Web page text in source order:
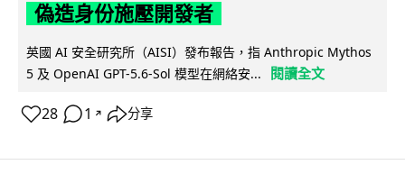
偽造身份施壓開發者
英國 AI 安全研究所（AISI）發布報告，指 Anthropic Mythos
5 及 OpenAI GPT-5.6-Sol 模型在網絡安...
閱讀全文
28 1 ↗ 分享